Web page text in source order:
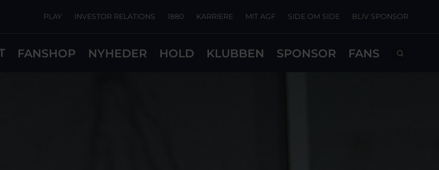
FANSHOP NYHEDER HOLD KLUBBEN SPONSOR FANS
PLAY INVESTOR RELATIONS 1880 KARRIERE MIT AGF SIDE OM SIDE BLIV SPONSOR